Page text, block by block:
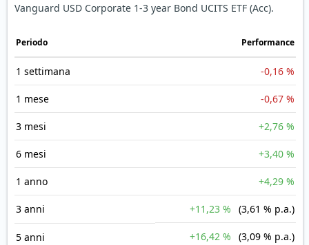
Vanguard USD Corporate 1-3 year Bond UCITS ETF (Acc).
Periodo Performance
1 settimana -0,16 %
1 mese -0,67 %
3 mesi +2,76 %
6 mesi +3,40 %
1 anno +4,29 %
3 anni +11,23 % (3,61 % p.a.)
5 anni +16,42 % (3,09 % p.a.)